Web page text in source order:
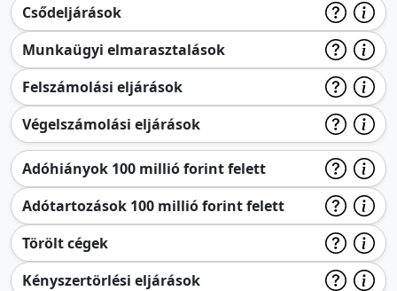
Csődeljárások
Munkaügyi elmarasztalások
Felszámolási eljárások
Végelszámolási eljárások
Adóhiányok 100 millió forint felett
Adótartozások 100 millió forint felett
Törölt cégek
Kényszertörlési eljárások